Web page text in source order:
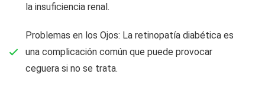
la insuficiencia renal.
Problemas en los Ojos: La retinopatía diabética es
una complicación común que puede provocar
ceguera si no se trata.